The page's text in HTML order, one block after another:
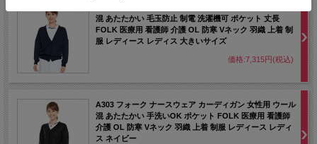
混 あたたかい 毛玉防止 制電 洗濯機可 ポケット 丈長
FOLK 医療用 看護師 介護 OL 防寒 Vネック 羽織 上着 制
服 レディース レディス 大きいサイズ
価格:7,315円(税込)
A303 フォーク ナースウェア カーディガン 女性用 ウール
混 あたたかい 手洗いOK ポケット FOLK 医療用 看護師
介護 OL 防寒 Vネック 羽織 上着 制服 レディース レディ
ス ネイビー